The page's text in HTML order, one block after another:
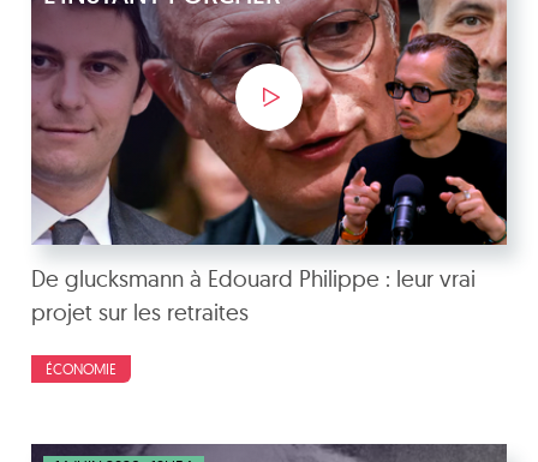
De glucksmann à Edouard Philippe : leur vrai
projet sur les retraites
ÉCONOMIE